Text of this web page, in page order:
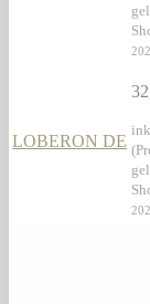
LOBERON DE